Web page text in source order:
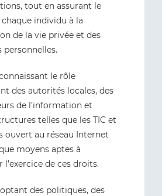
tout en assurant le
individu à la
de la vie privée et des
personnelles.
le rôle
des autorités locales, des
de l’information et
telles que les TIC et
ouvert au réseau Internet
moyens aptes à
l’exercice de ces droits.
des politiques, des